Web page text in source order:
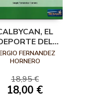
EL
DEL
FUTURO
FERNANDEZ
HORNERO
18,95 €
18,00 €